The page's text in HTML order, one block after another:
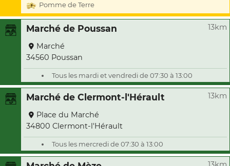
Pomme de Terre
Marché de Poussan 13km
Marché
34560 Poussan
Tous les mardi et vendredi de 07:30 à 13:00
Marché de Clermont-l'Hérault 13km
Place du Marché
34800 Clermont-l'Hérault
Tous les mercredi de 07:30 à 13:00